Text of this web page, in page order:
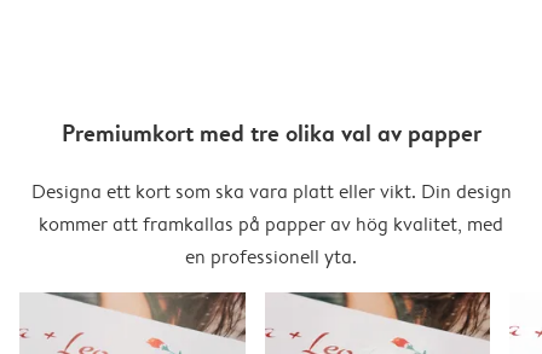
Premiumkort med tre olika val av papper
Designa ett kort som ska vara platt eller vikt. Din design
kommer att framkallas på papper av hög kvalitet, med
en professionell yta.